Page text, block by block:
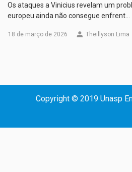
Os ataques a Vinicius revelam um
europeu ainda não consegue enfrent…
18 de março de 2026 Theillyson Lima
Copyright © 2019 Unasp